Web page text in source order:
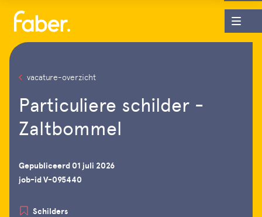
vacature-overzicht
Particuliere schilder -
Zaltbommel
Gepubliceerd 01 juli 2026
job-id V-095440
Schilders